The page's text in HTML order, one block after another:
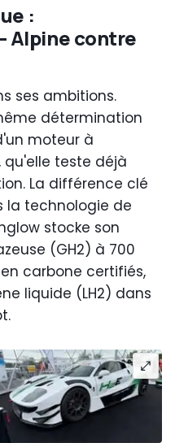
:
Alpine contre
ses ambitions.
détermination
moteur à
teste déjà
La différence clé
la technologie de
stocke son
(GH2) à 700
carbone certifiés,
liquide (LH2) dans